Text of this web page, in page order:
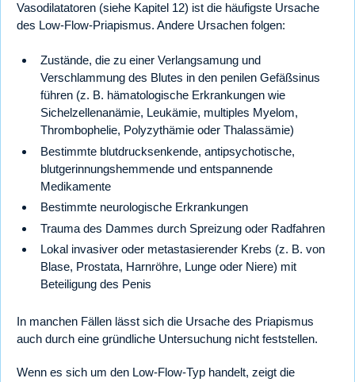
Vasodilatatoren (siehe Kapitel 12) ist die häufigste Ursache
des Low-Flow-Priapismus. Andere Ursachen folgen:
Zustände, die zu einer Verlangsamung und
Verschlammung des Blutes in den penilen Gefäßsinus
führen (z. B. hämatologische Erkrankungen wie
Sichelzellenanämie, Leukämie, multiples Myelom,
Thrombophelie, Polyzythämie oder Thalassämie)
Bestimmte blutdrucksenkende, antipsychotische,
blutgerinnungshemmende und entspannende
Medikamente
Bestimmte neurologische Erkrankungen
Trauma des Dammes durch Spreizung oder Radfahren
Lokal invasiver oder metastasierender Krebs (z. B. von
Blase, Prostata, Harnröhre, Lunge oder Niere) mit
Beteiligung des Penis
In manchen Fällen lässt sich die Ursache des Priapismus
auch durch eine gründliche Untersuchung nicht feststellen.
Wenn es sich um den Low-Flow-Typ handelt, zeigt die